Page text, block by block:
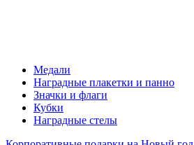
Медали
Наградные плакетки и панно
Значки и флаги
Кубки
Наградные стелы